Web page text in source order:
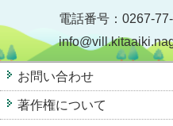
電話番号：0267-
お問い合わせ
著作権について